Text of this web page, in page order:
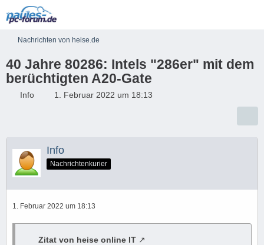
Nachrichten von heise.de
40 Jahre 80286: Intels "286er" mit dem
berüchtigten A20-Gate
Info 1. Februar 2022 um 18:13
Info
Nachrichtenkurier
1. Februar 2022 um 18:13
Zitat von heise online IT